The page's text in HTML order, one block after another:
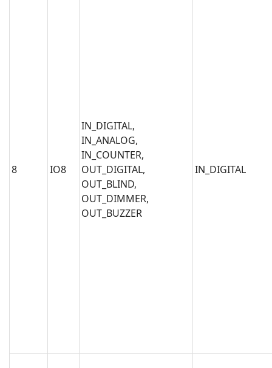
8 IO8
IN_DIGITAL,
IN_ANALOG,
IN_COUNTER,
OUT_DIGITAL,
OUT_BLIND,
OUT_DIMMER,
OUT_BUZZER
IN_DIGITAL